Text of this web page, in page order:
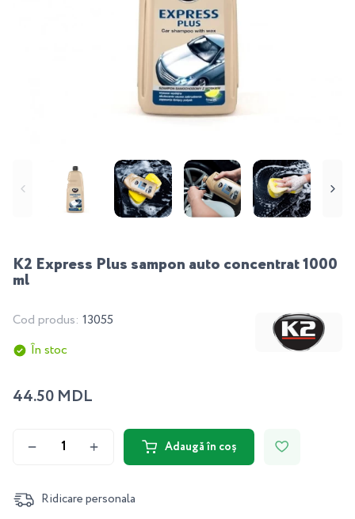
K2 Express Plus sampon auto concentrat 1000
ml
Cod produs: 13055
În stoc
44.50 MDL
Adaugă în coș
Ridicare personala